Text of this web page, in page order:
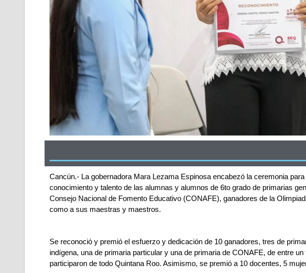
Cancún.- La gobernadora Mara Lezama Espinosa encabezó la ceremonia
conocimiento y talento de las alumnas y alumnos de 6to grado de primarias
Consejo Nacional de Fomento Educativo (CONAFE), ganadores de la
como a sus maestras y maestros.
Se reconoció y premió el esfuerzo y dedicación de 10 ganadores, tres de
indígena, una de primaria particular y una de primaria de CONAFE, de entre
participaron de todo Quintana Roo. Asimismo, se premió a 10 docentes, 5